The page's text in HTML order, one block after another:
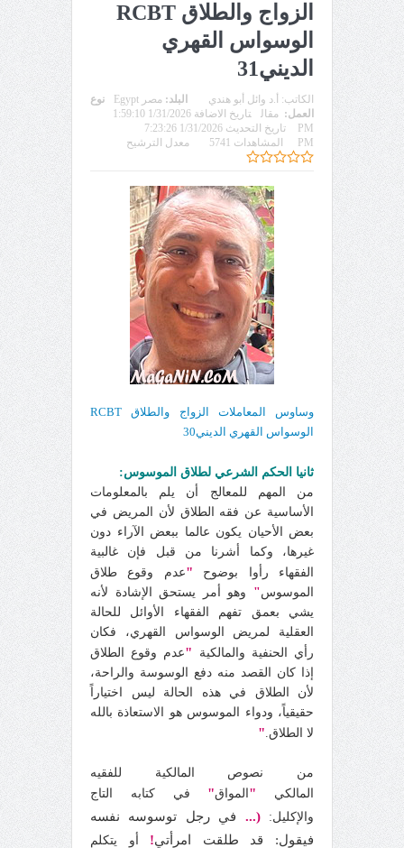
الزواج والطلاق RCBT
الوسواس القهري
الديني31
الكاتب: أ.د وائل أبو هندي البلد: مصر Egypt
نوع
العمل: مقال
تاريخ الاضافة 1/31/2026 1:59:10
PM
تاريخ التحديث 1/31/2026 7:23:26
PM
المشاهدات 5741 معدل الترشيح
وساوس المعاملات الزواج والطلاق RCBT
الوسواس القهري الديني30
ثانيا الحكم الشرعي لطلاق الموسوس:
من المهم للمعالج أن يلم بالمعلومات
الأساسية عن فقه الطلاق لأن المريض في
بعض الأحيان يكون عالما ببعض الآراء دون
غيرها، وكما أشرنا من قبل فإن غالبية
الفقهاء رأوا بوضوح "عدم وقوع طلاق
الموسوس" وهو أمر يستحق الإشادة لأنه
يشي بعمق تفهم الفقهاء الأوائل للحالة
العقلية لمريض الوسواس القهري، فكان
رأي الحنفية والمالكية "عدم وقوع الطلاق
إذا كان القصد منه دفع الوسوسة والراحة،
لأن الطلاق في هذه الحالة ليس اختياراً
حقيقياً، ودواء الموسوس هو الاستعاذة بالله
لا الطلاق. "
من نصوص المالكية للفقيه
المالكي "المواق" في كتابه التاج
والإكليل:(... في رجل توسوسه نفسه
فيقول: قد طلقت امرأتي! أو يتكلم